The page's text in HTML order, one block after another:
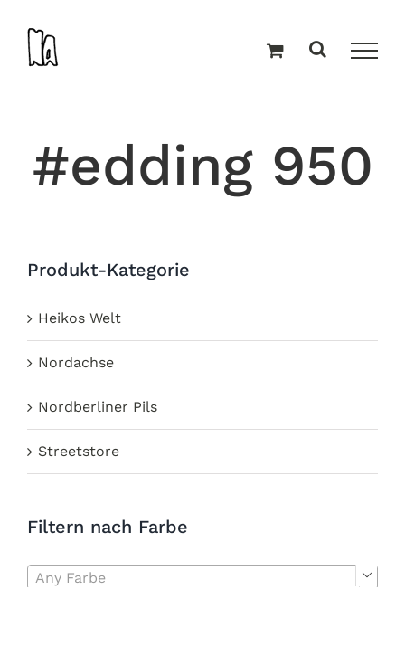
Inhalt
springen
#edding 950
Produkt-Kategorie
Heikos Welt
Nordachse
Nordberliner Pils
Streetstore
Filtern nach Farbe
Any Farbe 